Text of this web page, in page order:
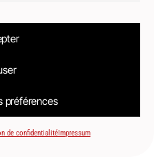
préférences
de confidentialitéImpressum